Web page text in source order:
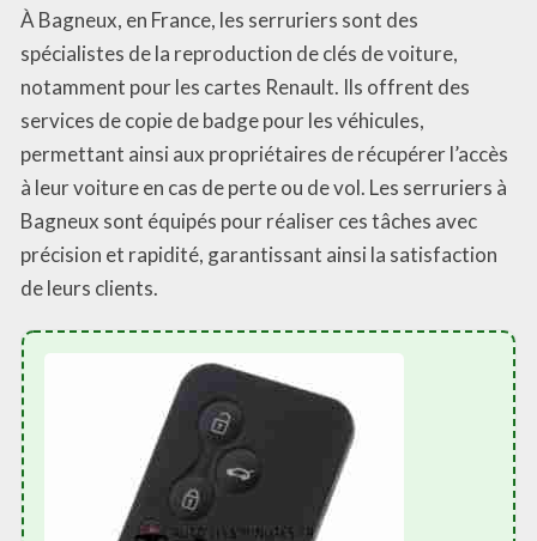
À Bagneux, en France, les serruriers sont des
spécialistes de la reproduction de clés de voiture,
notamment pour les cartes Renault. Ils offrent des
services de copie de badge pour les véhicules,
permettant ainsi aux propriétaires de récupérer l’accès
à leur voiture en cas de perte ou de vol. Les serruriers à
Bagneux sont équipés pour réaliser ces tâches avec
précision et rapidité, garantissant ainsi la satisfaction
de leurs clients.